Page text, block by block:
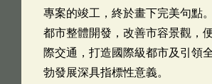
專案的竣工，終於畫下完美句點
都市整體開發，改善市容景觀，
際交通，打造國際級都市及引領
勃發展深具指標性意義。